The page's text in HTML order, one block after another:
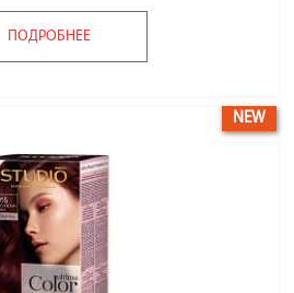
ПОДРОБНЕЕ
NEW